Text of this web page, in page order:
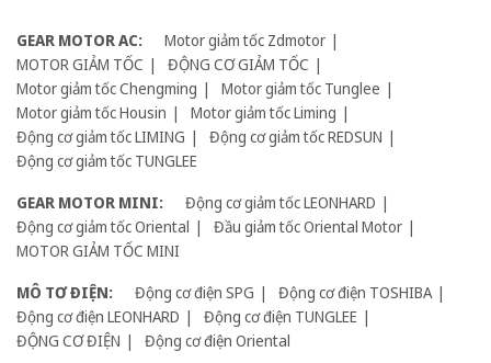
GEAR MOTOR AC:
Motor giảm tốc Zdmotor
MOTOR GIẢM TỐC
ĐỘNG CƠ GIẢM TỐC
Motor giảm tốc Chengming
Motor giảm tốc Tunglee
Motor giảm tốc Housin
Motor giảm tốc Liming
Động cơ giảm tốc LIMING
Động cơ giảm tốc REDSUN
Động cơ giảm tốc TUNGLEE
GEAR MOTOR MINI:
Động cơ giảm tốc LEONHARD
Động cơ giảm tốc Oriental
Đầu giảm tốc Oriental Motor
MOTOR GIẢM TỐC MINI
MÔ TƠ ĐIỆN:
Động cơ điện SPG
Động cơ điện TOSHIBA
Động cơ điện LEONHARD
Động cơ điện TUNGLEE
ĐỘNG CƠ ĐIỆN
Động cơ điện Oriental